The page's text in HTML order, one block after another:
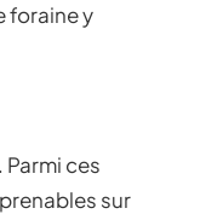
foraine y
ces
sur